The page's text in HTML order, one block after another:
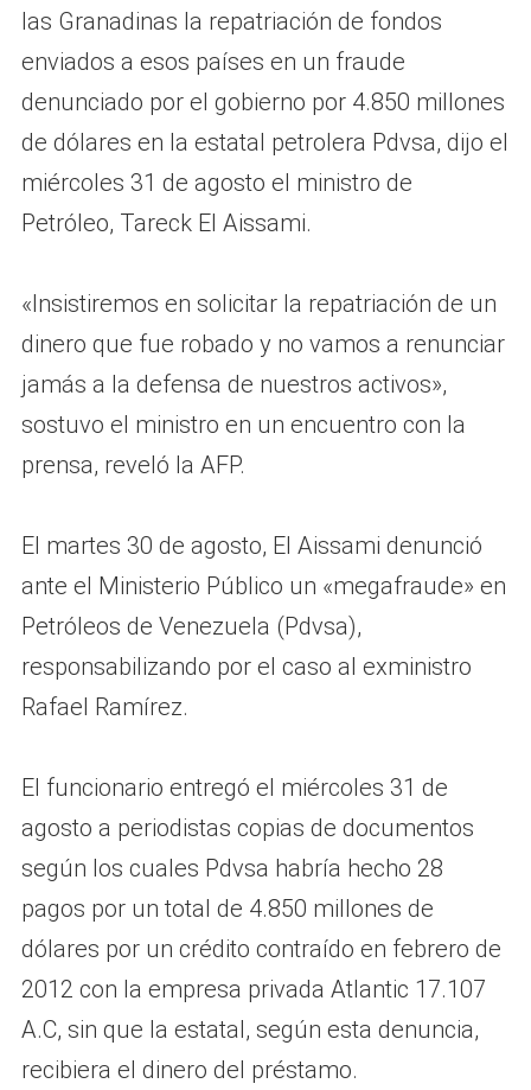
las Granadinas la repatriación de fondos
enviados a esos países en un fraude
denunciado por el gobierno por 4.850 millones
de dólares en la estatal petrolera Pdvsa, dijo el
miércoles 31 de agosto el ministro de
Petróleo, Tareck El Aissami.
«Insistiremos en solicitar la repatriación de un
dinero que fue robado y no vamos a renunciar
jamás a la defensa de nuestros activos»,
sostuvo el ministro en un encuentro con la
prensa, reveló la AFP.
El martes 30 de agosto, El Aissami denunció
ante el Ministerio Público un «megafraude» en
Petróleos de Venezuela (Pdvsa),
responsabilizando por el caso al exministro
Rafael Ramírez.
El funcionario entregó el miércoles 31 de
agosto a periodistas copias de documentos
según los cuales Pdvsa habría hecho 28
pagos por un total de 4.850 millones de
dólares por un crédito contraído en febrero de
2012 con la empresa privada Atlantic 17.107
A.C, sin que la estatal, según esta denuncia,
recibiera el dinero del préstamo.